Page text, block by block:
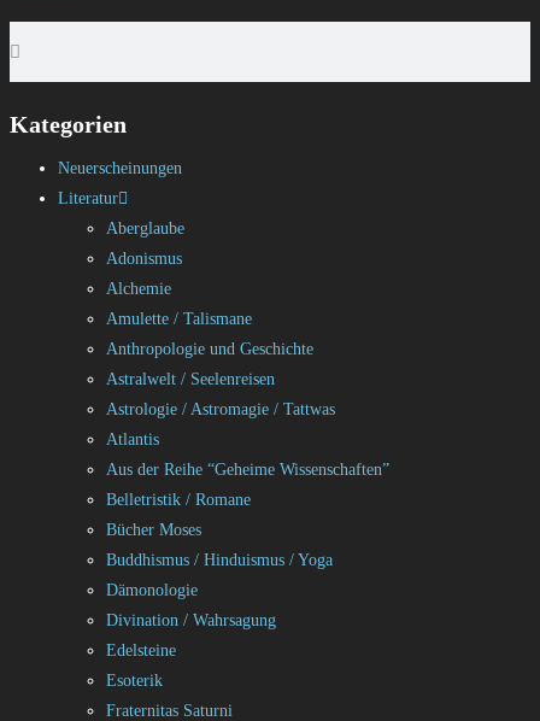
Kategorien
Neuerscheinungen
Literatur
Aberglaube
Adonismus
Alchemie
Amulette / Talismane
Anthropologie und Geschichte
Astralwelt / Seelenreisen
Astrologie / Astromagie / Tattwas
Atlantis
Aus der Reihe “Geheime Wissenschaften”
Belletristik / Romane
Bücher Moses
Buddhismus / Hinduismus / Yoga
Dämonologie
Divination / Wahrsagung
Edelsteine
Esoterik
Fraternitas Saturni